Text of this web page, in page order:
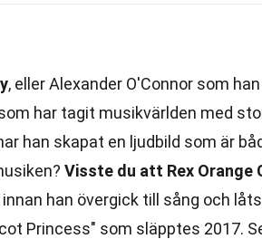
, eller Alexander O'Connor som
har tagit musikvärlden med
han skapat en ljudbild som är
Visste du att Rex Orange
han övergick till sång och
Princess" som släpptes 2017.